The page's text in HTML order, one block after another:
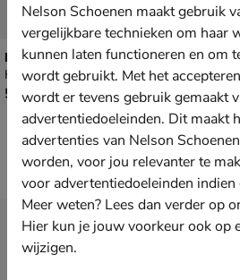
Puma Rebound V6 Mid
Klittenbandschoenen - rood
€ 54,99
54, €
59,
Nieuwsbrief
Ontvang € 10,- welkomstkorting
Nelson Schoenen maakt gebruik
vergelijkbare technieken om haar
kunnen laten functioneren en om
wordt gebruikt. Met het
wordt er tevens gebruik gemaakt
advertentiedoeleinden. Dit maakt
advertenties van Nelson
worden, voor jou relevanter te
voor advertentiedoeleinden
Meer weten? Lees dan verder op
Hier kun je jouw voorkeur ook op
wijzigen.